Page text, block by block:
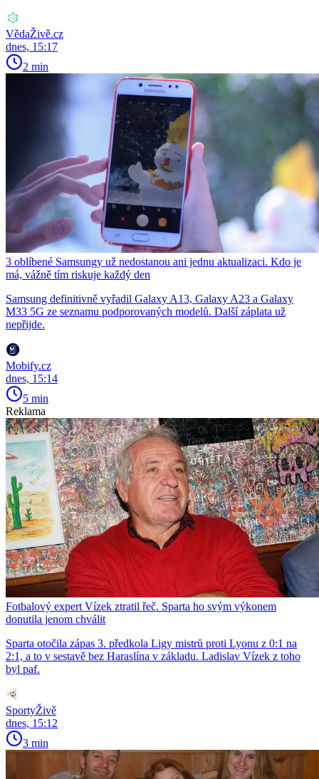
VědaŽivě.cz
dnes, 15:17
2 min
3 oblíbené Samsungy už nedostanou ani jednu aktualizaci. Kdo je
má, vážně tím riskuje každý den
Samsung definitivně vyřadil Galaxy A13, Galaxy A23 a Galaxy
M33 5G ze seznamu podporovaných modelů. Další záplata už
nepřijde.
Mobify.cz
dnes, 15:14
5 min
Reklama
Fotbalový expert Vízek ztratil řeč. Sparta ho svým výkonem
donutila jenom chválit
Sparta otočila zápas 3. předkola Ligy mistrů proti Lyonu z 0:1 na
2:1, a to v sestavě bez Haraslína v základu. Ladislav Vízek z toho
byl paf.
SportyŽivě
dnes, 15:12
3 min